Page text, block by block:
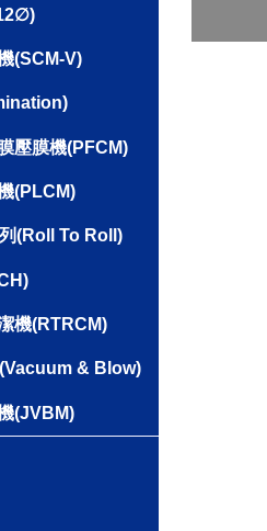
(SCM-V)
壓膜機(PFCM)
(PLCM)
(Roll To Roll)
機(RTRCM)
& Blow)
(JVBM)